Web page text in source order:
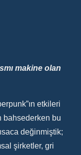
makine olan
etkileri
bahsederken bu
değinmiştik;
şirketler, gri